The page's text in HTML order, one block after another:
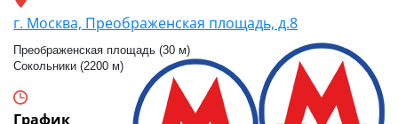
г. Москва, Преображенская площадь, д.8
Преображенская площадь (30 м)
Сокольники (2200 м)
График